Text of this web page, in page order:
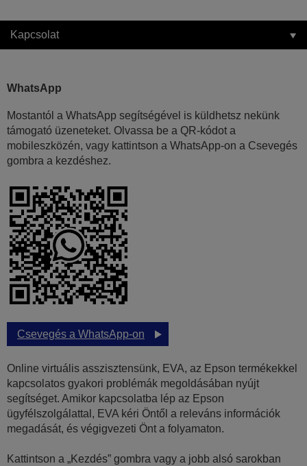
Kapcsolat
WhatsApp
Mostantól a WhatsApp segítségével is küldhetsz nekünk
támogató üzeneteket. Olvassa be a QR-kódot a
mobileszközén, vagy kattintson a WhatsApp-on a Csevegés
gombra a kezdéshez.
Csevegés a WhatsApp-on
Online virtuális asszisztensünk, EVA, az Epson termékekkel
kapcsolatos gyakori problémák megoldásában nyújt
segítséget. Amikor kapcsolatba lép az Epson
ügyfélszolgálattal, EVA kéri Öntől a releváns információk
megadását, és végigvezeti Önt a folyamaton.
Kattintson a „Kezdés” gombra vagy a jobb alsó sarokban